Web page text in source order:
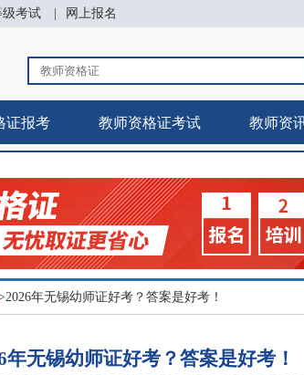
考试 网上报名
证报考 教师资格证考试 教师资
年无锡幼师证好考？答案是好考！
年无锡幼师证好考？答案是好考！